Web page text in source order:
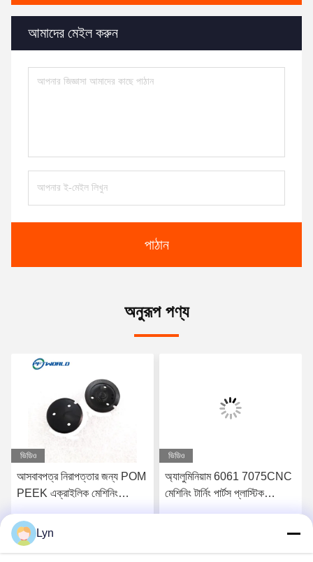
আমাদের মেইল করুন
পাঠান
অনুরূপ পণ্য
ভিডিও
আসবাবপত্র নিরাপত্তার জন্য POM
PEEK এক্রাইলিক মেশিনিং
ভিডিও
অ্যালুমিনিয়াম 6061 7075CNC
মেশিনিং টার্নিং পার্টস প্লাস্টিক
Lyn